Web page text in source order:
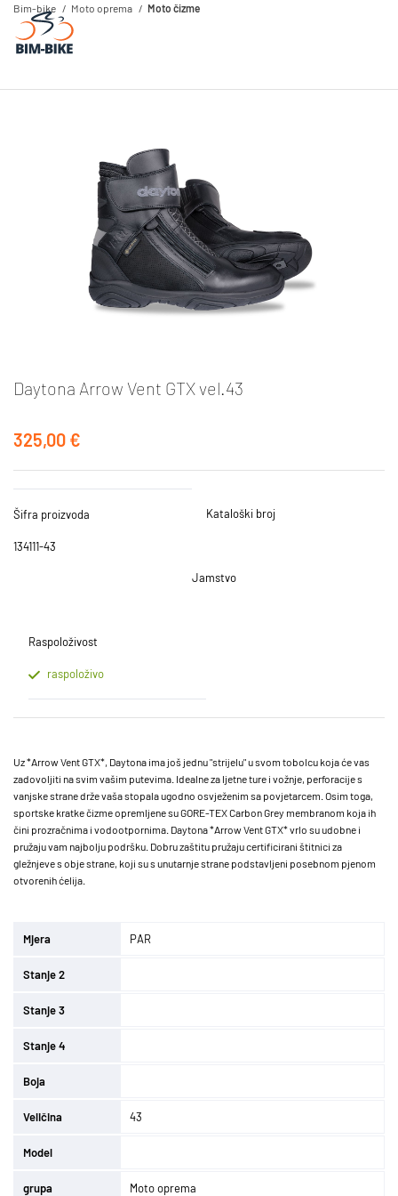
Bim-bike Moto oprema Moto čizme
Daytona Arrow Vent GTX vel.43
325,00 €
Šifra proizvoda
134111-43
Kataloški broj
Jamstvo
Raspoloživost
raspoloživo
Uz *Arrow Vent GTX*, Daytona ima još jednu "strijelu" u svom tobolcu koja će vas
zadovoljiti na svim vašim putevima. Idealne za ljetne ture i vožnje, perforacije s
vanjske strane drže vaša stopala ugodno osvježenim sa povjetarcem. Osim toga,
sportske kratke čizme opremljene su GORE-TEX Carbon Grey membranom koja ih
čini prozračnima i vodootpornima. Daytona *Arrow Vent GTX* vrlo su udobne i
pružaju vam najbolju podršku. Dobru zaštitu pružaju certificirani štitnici za
gležnjeve s obje strane, koji su s unutarnje strane podstavljeni posebnom pjenom
otvorenih ćelija.
Mjera PAR
Stanje 2
Stanje 3
Stanje 4
Boja
Veličina 43
Model
grupa Moto oprema